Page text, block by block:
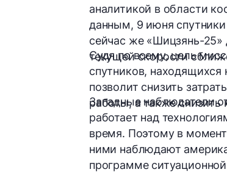
аналитикой в области
данным, 9 июня
сейчас же «Шицзянь-25»
текущей скорости
Судя по всему, цель
спутников, находящихся
позволит снизить
работы, а также снизить
Западные наблюдатели
работает над
время. Поэтому в
ними наблюдают
программе